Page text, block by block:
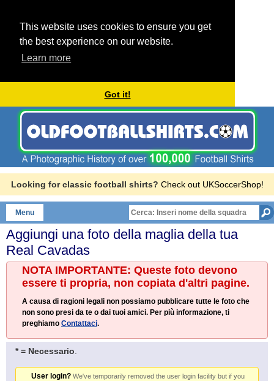
This website uses cookies to ensure you get
the best experience on our website.
Learn more
Got it!
Looking for classic football shirts? Check out UKSoccerShop!
Menu
Aggiungi una foto della maglia della tua
Real Cavadas
NOTA IMPORTANTE: Queste foto devono
essere ti propria, non copiata d'altri pagine.
A causa di ragioni legali non possiamo pubblicare tutte le foto che
non sono presi da te o dai tuoi amici. Per più informazione, ti
preghiamo Contattaci.
* = Necessario
User login? We've temporarily removed the user login facility but if you